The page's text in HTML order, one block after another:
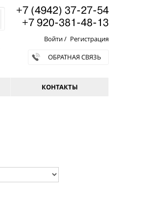
+7 (4942) 37-27-54
+7 920-381-48-13
Войти/ Регистрация
ОБРАТНАЯ СВЯЗЬ
КОНТАКТЫ